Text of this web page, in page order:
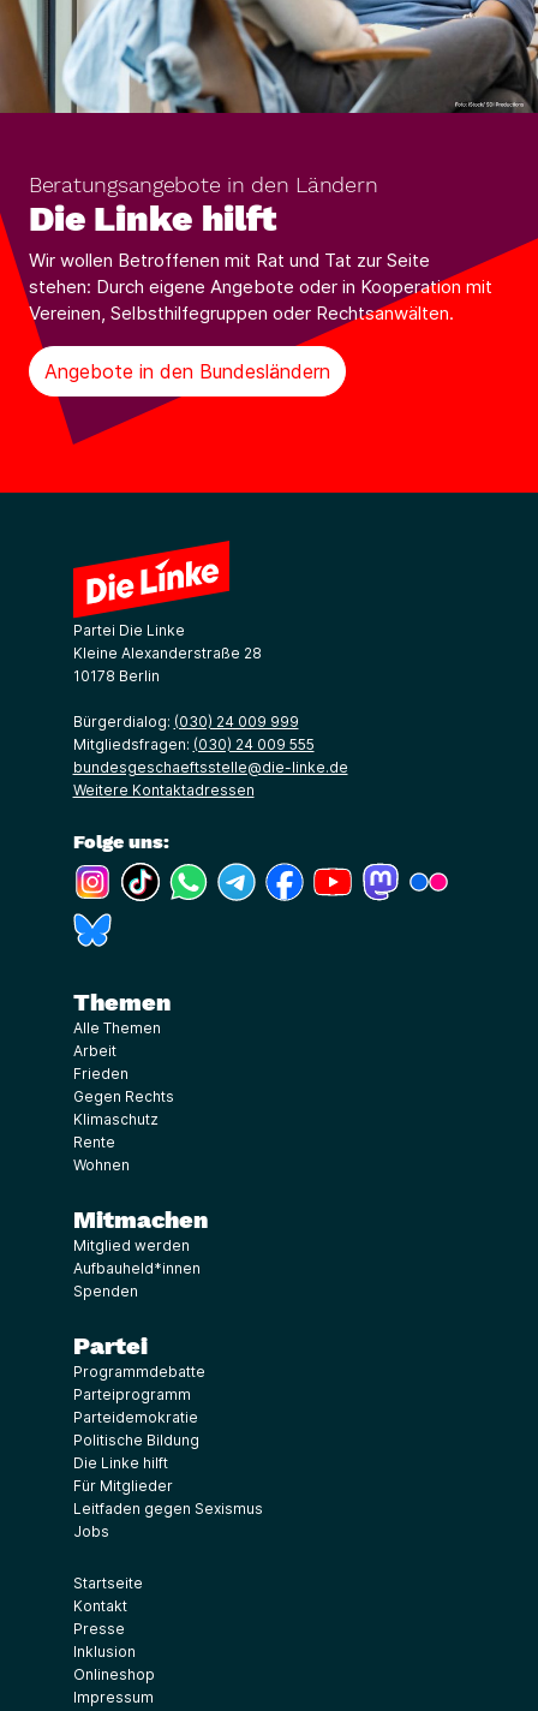
Beratungsangebote in den Ländern
Die Linke hilft
Wir wollen Betroffenen mit Rat und Tat zur Seite
stehen: Durch eigene Angebote oder in Kooperation mit
Vereinen, Selbsthilfegruppen oder Rechtsanwälten.
Angebote in den Bundesländern
Partei Die Linke
Kleine Alexanderstraße 28
10178 Berlin
Bürgerdialog: (030) 24 009 999
Mitgliedsfragen: (030) 24 009 555
bundesgeschaeftsstelle@die-linke.de
Weitere Kontaktadressen
Folge uns:
(Link öffnet ein neues Fenster)
(Link öffnet ein neues Fenster)
(Link öffnet ein neues Fenster)
(Link öffnet ein neues Fenster)
(Link öffnet ein neues Fenster)
(Link öffnet ein neues
(Link öffnet ein
Themen
Alle Themen
Arbeit
Frieden
Gegen Rechts
Klimaschutz
Rente
Wohnen
Mitmachen
Mitglied werden
Aufbauheld*innen
Spenden
Partei
Programmdebatte
Parteiprogramm
Parteidemokratie
Politische Bildung
Die Linke hilft
Für Mitglieder
Leitfaden gegen Sexismus
Jobs
Startseite
Kontakt
Presse
Inklusion
Onlineshop
Impressum